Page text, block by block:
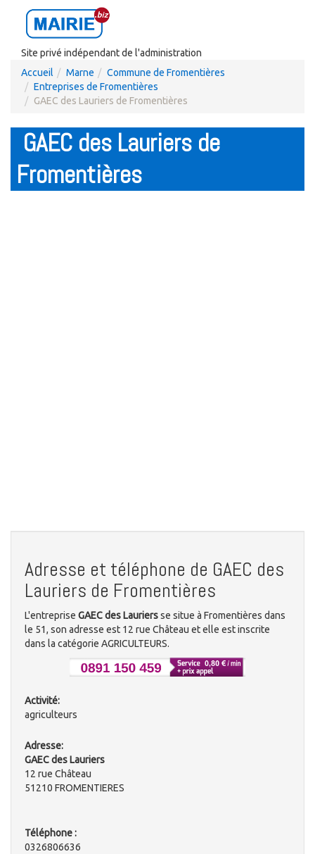
Site privé indépendant de l'administration
Accueil
Marne
Commune de Fromentières
Entreprises de Fromentières
GAEC des Lauriers de Fromentières
GAEC des Lauriers de
Fromentières
Adresse et téléphone de GAEC des
Lauriers de Fromentières
L'entreprise GAEC des Lauriersse situe à Fromentières dans
le 51, son adresse est 12 rue Château et elle est inscrite
dans la catégorie AGRICULTEURS.
Activité:
agriculteurs
Adresse:
GAEC des Lauriers
12 rue Château
51210 FROMENTIERES
Téléphone :
0326806636